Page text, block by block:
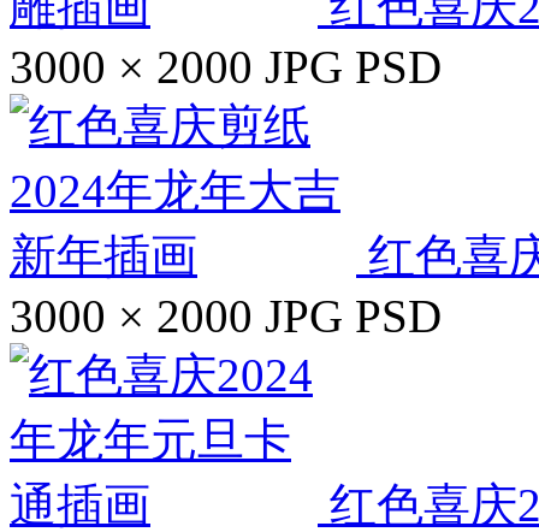
3000 × 2000 JPG PSD
红色喜
3000 × 2000 JPG PSD
红色喜庆